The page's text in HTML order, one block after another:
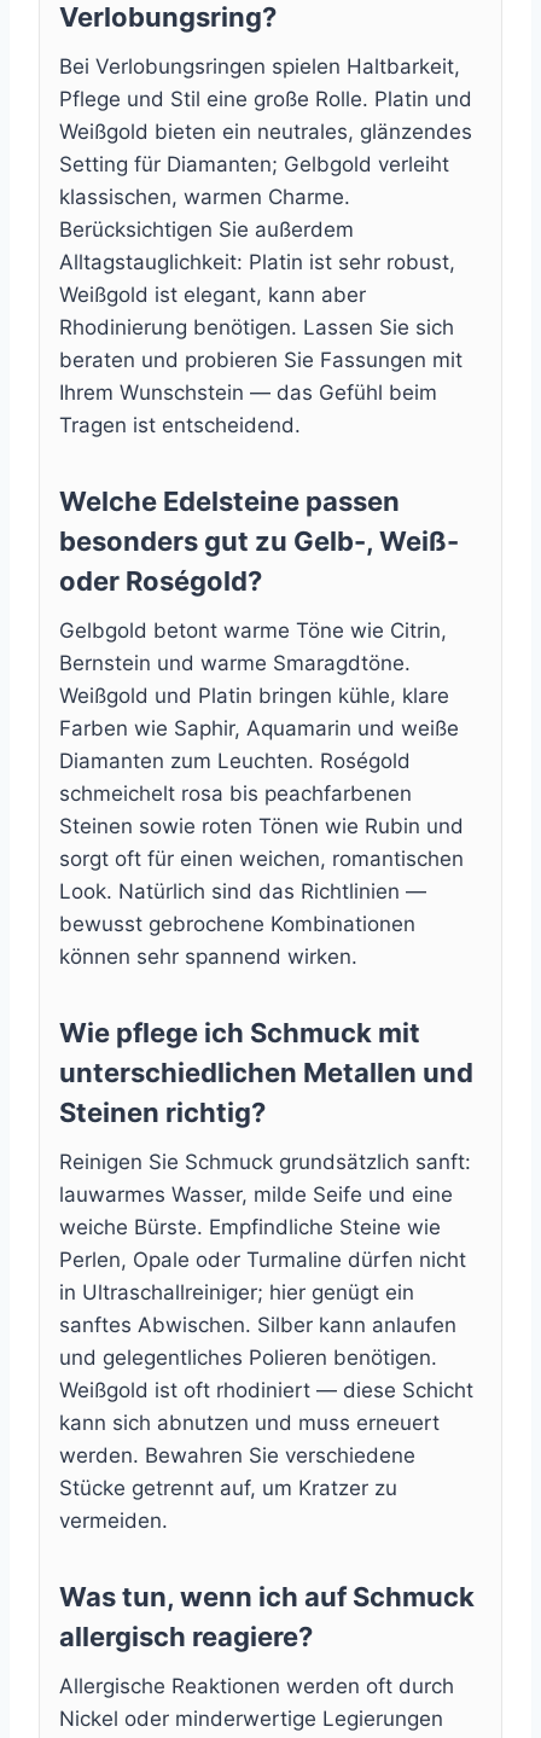
Verlobungsring?
Bei Verlobungsringen spielen Haltbarkeit,
Pflege und Stil eine große Rolle. Platin und
Weißgold bieten ein neutrales, glänzendes
Setting für Diamanten; Gelbgold verleiht
klassischen, warmen Charme.
Berücksichtigen Sie außerdem
Alltagstauglichkeit: Platin ist sehr robust,
Weißgold ist elegant, kann aber
Rhodinierung benötigen. Lassen Sie sich
beraten und probieren Sie Fassungen mit
Ihrem Wunschstein — das Gefühl beim
Tragen ist entscheidend.
Welche Edelsteine passen
besonders gut zu Gelb-, Weiß-
oder Roségold?
Gelbgold betont warme Töne wie Citrin,
Bernstein und warme Smaragdtöne.
Weißgold und Platin bringen kühle, klare
Farben wie Saphir, Aquamarin und weiße
Diamanten zum Leuchten. Roségold
schmeichelt rosa bis peachfarbenen
Steinen sowie roten Tönen wie Rubin und
sorgt oft für einen weichen, romantischen
Look. Natürlich sind das Richtlinien —
bewusst gebrochene Kombinationen
können sehr spannend wirken.
Wie pflege ich Schmuck mit
unterschiedlichen Metallen und
Steinen richtig?
Reinigen Sie Schmuck grundsätzlich sanft:
lauwarmes Wasser, milde Seife und eine
weiche Bürste. Empfindliche Steine wie
Perlen, Opale oder Turmaline dürfen nicht
in Ultraschallreiniger; hier genügt ein
sanftes Abwischen. Silber kann anlaufen
und gelegentliches Polieren benötigen.
Weißgold ist oft rhodiniert — diese Schicht
kann sich abnutzen und muss erneuert
werden. Bewahren Sie verschiedene
Stücke getrennt auf, um Kratzer zu
vermeiden.
Was tun, wenn ich auf Schmuck
allergisch reagiere?
Allergische Reaktionen werden oft durch
Nickel oder minderwertige Legierungen